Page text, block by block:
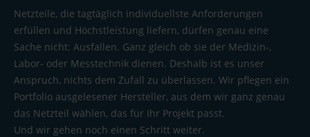
Netzteile, die tagtäglich individuellste Anforderungen
erfüllen und Höchstleistung liefern, dürfen genau eine
Sache nicht: Ausfallen. Ganz gleich ob sie der Medizin-,
Labor- oder Messtechnik dienen. Deshalb ist es unser
Anspruch, nichts dem Zufall zu überlassen. Wir pflegen ein
Portfolio ausgelesener Hersteller, aus dem wir ganz genau
das Netzteil wählen, das für Ihr Projekt passt.
Und wir gehen noch einen Schritt weiter.